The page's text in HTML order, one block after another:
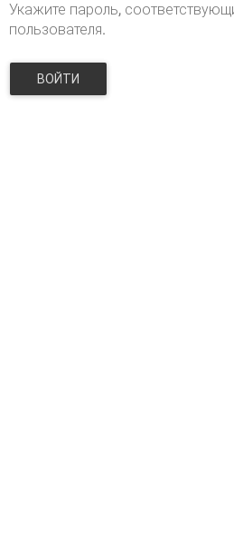
Укажите пароль,
пользователя.
ВОЙТИ